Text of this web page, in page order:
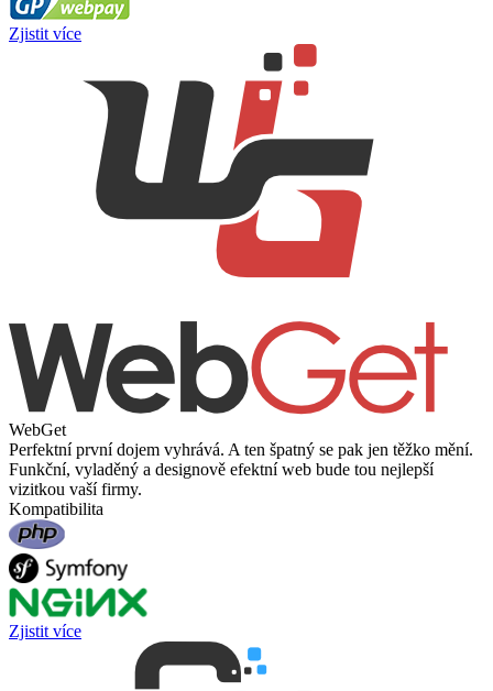
Zjistit více
WebGet
Perfektní první dojem vyhrává. A ten špatný se pak jen těžko mění.
Funkční, vyladěný a designově efektní web bude tou nejlepší
vizitkou vaší firmy.
Kompatibilita
Zjistit více